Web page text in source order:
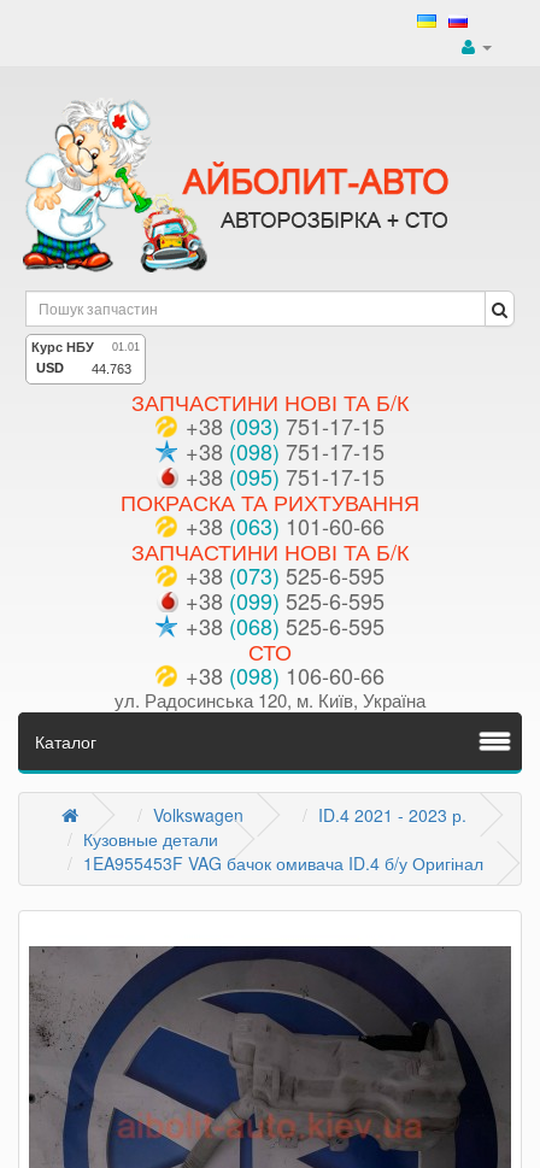
ЗАПЧАСТИНИ НОВІ ТА Б/К
+38 (093) 751-17-15
+38 (098) 751-17-15
+38 (095) 751-17-15
ПОКРАСКА ТА РИХТУВАННЯ
+38 (063) 101-60-66
ЗАПЧАСТИНИ НОВІ ТА Б/К
+38 (073) 525-6-595
+38 (099) 525-6-595
+38 (068) 525-6-595
СТО
+38 (098) 106-60-66
ул. Радосинська 120, м. Київ, Україна
Каталог
Volkswagen
ID.4 2021 - 2023 р.
Кузовные детали
1EA955453F VAG бачок омивача ID.4 б/у Оригінал